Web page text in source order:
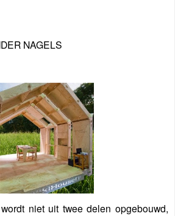
NAGELS
niet uit twee delen opgebouwd,